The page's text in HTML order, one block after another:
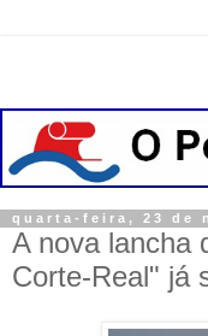
quarta-feira, 23 de
A nova lancha
Corte-Real" já